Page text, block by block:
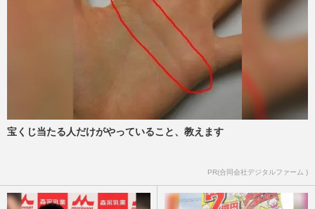
宝くじ当たる人だけがやっていること、教えます
PR(合同会社デジタルファーム )